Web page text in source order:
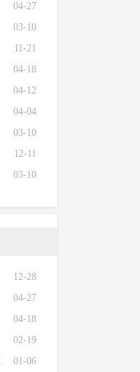
04-27
03-10
11-21
04-18
04-12
04-04
03-10
12-11
03-10
12-28
04-27
04-18
02-19
01-06